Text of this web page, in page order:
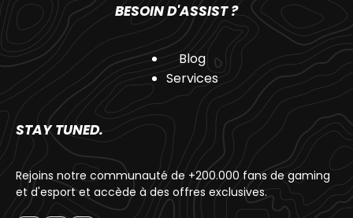
BESOIN D'ASSIST ?
Blog
Services
STAY TUNED.
Rejoins notre communauté de +200.000 fans de gaming
et d'esport et accède à des offres exclusives.